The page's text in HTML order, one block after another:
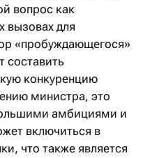
вопрос как
вызовах для
«пробуждающегося»
составить
конкуренцию
министра, это
амбициями и
включиться в
что также является